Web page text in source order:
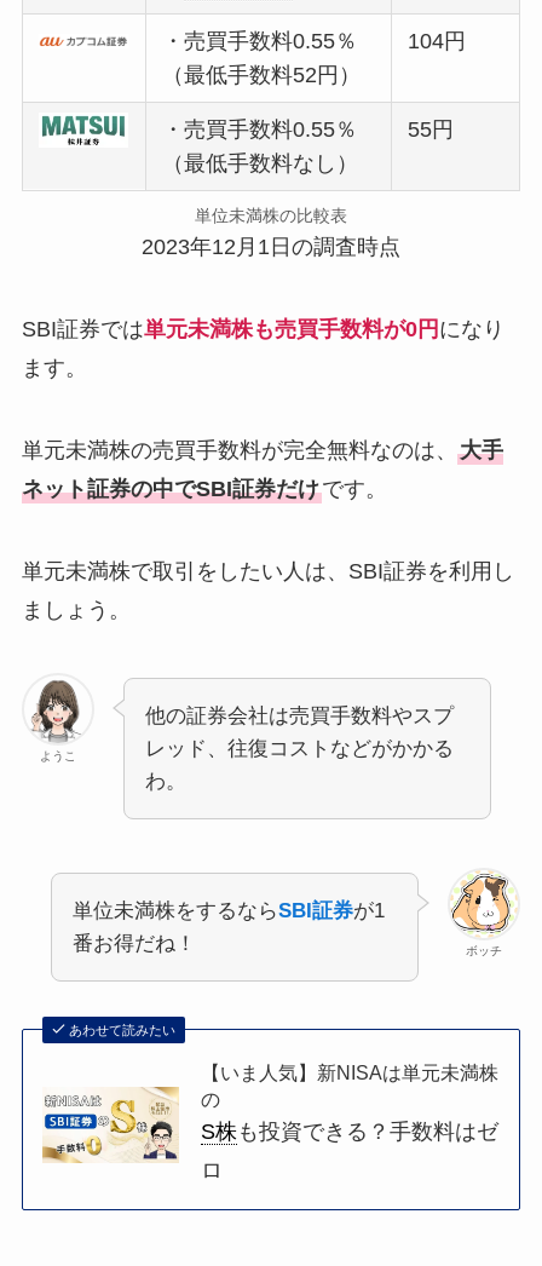
・売買手数料0.55％
（最低手数料52円）
104円
・売買手数料0.55％
（最低手数料なし）
55円
単位未満株の比較表
2023年12月1日の調査時点
SBI証券では単元未満株も売買手数料が0円 になり
ます。
単元未満株の売買手数料が完全無料なのは、 大手
ネット証券の中でSBI証券だけです。
単元未満株で取引をしたい人は、SBI証券を利用し
ましょう。
ようこ
他の証券会社は売買手数料やスプ
レッド、往復コストなどがかかる
わ。
ボッチ
単位未満株をするならSBI証券が1
番お得だね！
あわせて読みたい
【いま人気】新NISAは単元未満株
の
S株も投資できる？手数料はゼ
ロ